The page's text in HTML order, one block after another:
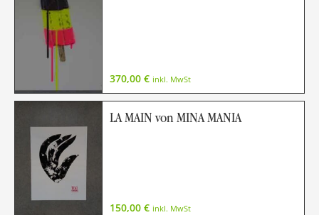
370,00 € inkl. MwSt
LA MAIN von MINA MANIA
150,00 € inkl. MwSt